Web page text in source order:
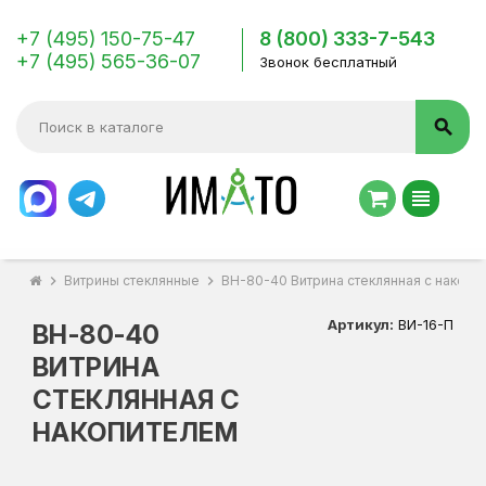
+7 (495) 150-75-47
+7 (495) 565-36-07
8 (800) 333-7-543
Звонок бесплатный
search
view_headline
chevron_right Витрины стеклянные chevron_right ВН-80-40 Витрина стеклянная с
ВН-80-40
ВИТРИНА
СТЕКЛЯННАЯ С
НАКОПИТЕЛЕМ
Артикул: ВИ-16-П